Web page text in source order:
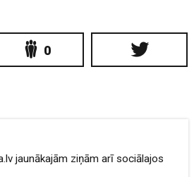
0
jaunākajām ziņām arī sociālajos